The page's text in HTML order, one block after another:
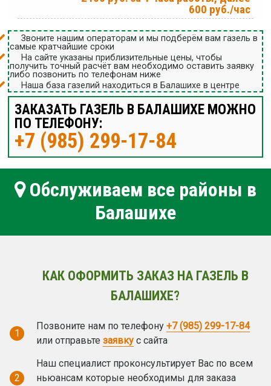
600 руб./час
Звоните нашим операторам и мы подберём вам газель в
самые кратчайшие сроки
На сайте указаны приблизительные цены, чтобы
получить точный расчёт вам необходимо оставить заявку
либо позвонить по телефонам ниже
Наша база газелий находиться в Балашихе в центре
ЗАКАЗАТЬ ГАЗЕЛЬ В БАЛАШИХЕ МОЖНО
ПО ТЕЛЕФОНУ:
+7 (985) 299-17-84
Обслуживаем все районы в
Балашихе
КАК ОФОРМИТЬ ЗАКАЗ НА ГАЗЕЛЬ В
БАЛАШИХЕ?
1
Позвоните нам по телефону +7 (985) 299-17-84
или отправьте заявку с сайта
2
Наш специалист проконсультирует Вас по всем
ньюансам которые необходимы для заказа